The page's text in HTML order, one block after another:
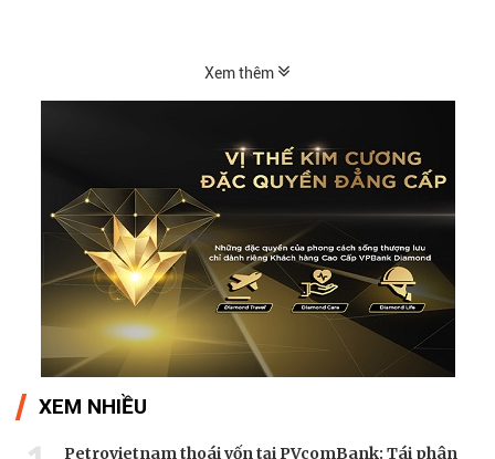
Xem thêm
XEM NHIỀU
Petrovietnam thoái vốn tại PVcomBank: Tái phân